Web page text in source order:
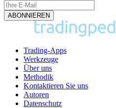
Trading-Apps
Werkzeuge
Über uns
Methodik
Kontaktieren Sie uns
Autoren
Datenschutz